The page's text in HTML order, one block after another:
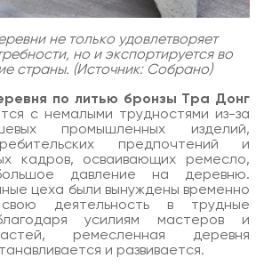
не только удовлетворяет
но и экспортируется во
страны. (Источник: Собрано)
по литью бронзы Тра Донг
с немалыми трудностями из-за
промышленных изделий,
предпочтений и
кадров, осваивающих ремесло,
давление на деревню.
цеха были вынуждены временно
свою деятельность в трудные
усилиям мастеров и
ремесленная деревня
и развивается.